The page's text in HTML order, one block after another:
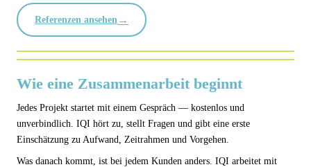
Referenzen ansehen →
Wie eine Zusammenarbeit beginnt
Jedes Projekt startet mit einem Gespräch — kostenlos und
unverbindlich. IQI hört zu, stellt Fragen und gibt eine erste
Einschätzung zu Aufwand, Zeitrahmen und Vorgehen.
Was danach kommt, ist bei jedem Kunden anders. IQI arbeitet mit